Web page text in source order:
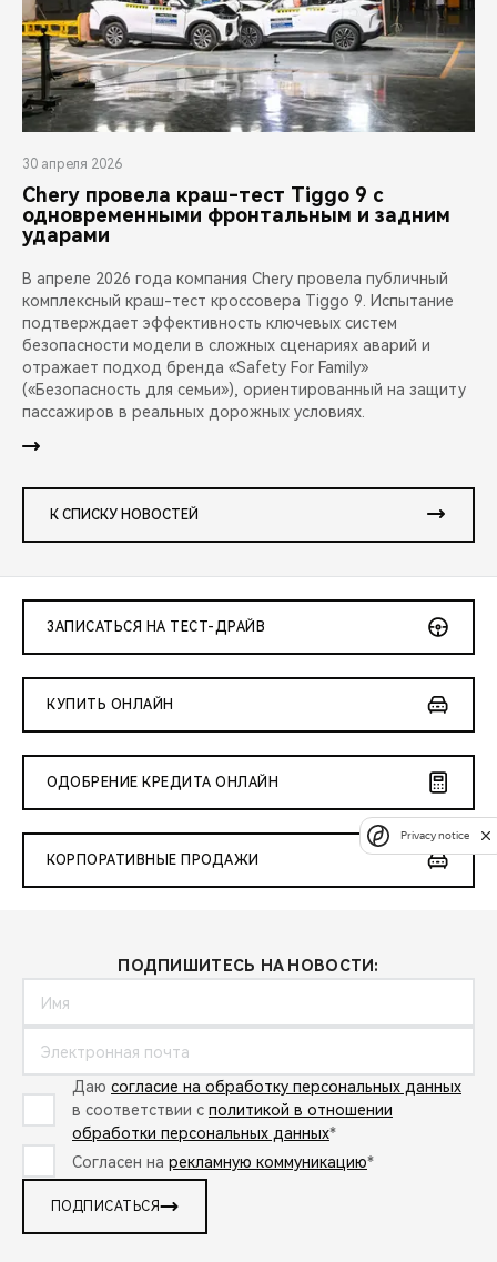
30 апреля 2026
Chery провела краш-тест Tiggo 9 с
одновременными фронтальным и задним
ударами
В апреле 2026 года компания Chery провела публичный
комплексный краш-тест кроссовера Tiggo 9. Испытание
подтверждает эффективность ключевых систем
безопасности модели в сложных сценариях аварий и
отражает подход бренда «Safety For Family»
(«Безопасность для семьи»), ориентированный на защиту
пассажиров в реальных дорожных условиях.
К СПИСКУ НОВОСТЕЙ
ЗАПИСАТЬСЯ НА ТЕСТ-ДРАЙВ
КУПИТЬ ОНЛАЙН
ОДОБРЕНИЕ КРЕДИТА ОНЛАЙН
КОРПОРАТИВНЫЕ ПРОДАЖИ
ПОДПИШИТЕСЬ НА НОВОСТИ:
Даю согласие на обработку персональных данных
в соответствии с политикой в отношении
обработки персональных данных*
Согласен на рекламную коммуникацию*
ПОДПИСАТЬСЯ
Privacy notice